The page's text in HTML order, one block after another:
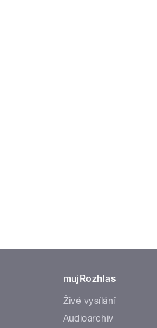
mujRozhlas
Živé vysílání
Audioarchiv